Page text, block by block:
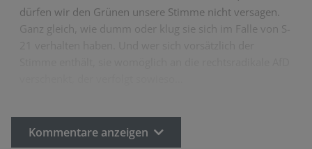
dürfen wir den Grünen unsere Stimme nicht versagen.
Ganz gleich, wie dumm oder klug sie sich im Falle von S-
Kommentare anzeigen